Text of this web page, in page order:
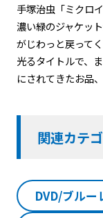
手塚治虫「ミクロ
濃い緑のジャケッ
がじわっと戻って
光るタイトルで、
にされてきたお品
関連カテ
DVD/ブルー